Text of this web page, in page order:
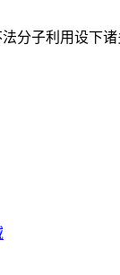
分子利用设